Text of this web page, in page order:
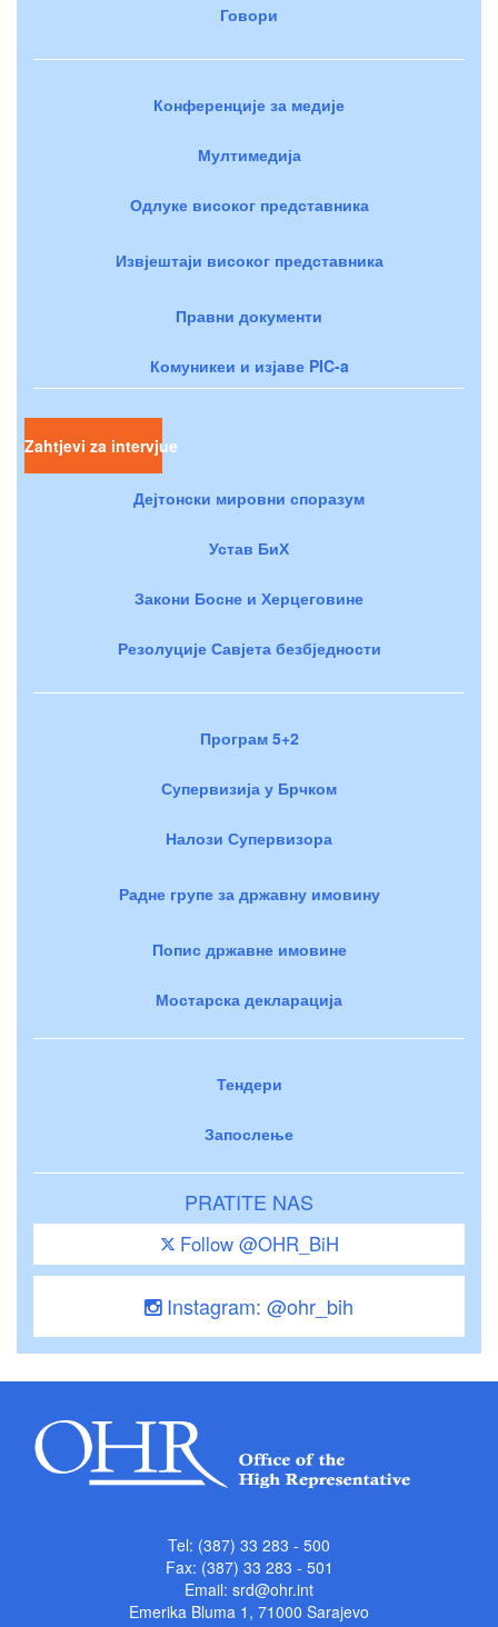
Говори
Конференције за медије
Мултимедија
Одлуке високог представника
Извјештаји високог представника
Правни документи
Комуникеи и изјаве PIC-a
Zahtjevi za intervjue
Дејтонски мировни споразум
Устав БиХ
Закони Босне и Херцеговине
Резолуције Савјета безбједности
Програм 5+2
Супервизија у Брчком
Налози Супервизора
Радне групе за државну имовину
Попис државне имовине
Мостарска декларација
Тендери
Запослење
PRATITE NAS
Follow @OHR_BiH
Instagram: @ohr_bih
Tel: (387) 33 283 - 500
Fax: (387) 33 283 - 501
Email: srd@ohr.int
Emerika Bluma 1, 71000 Sarajevo